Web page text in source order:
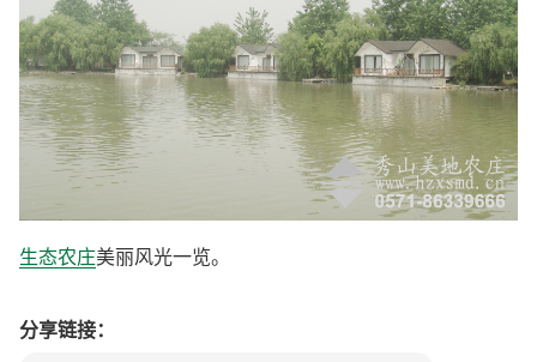
生态农庄美丽风光一览。
分享链接：